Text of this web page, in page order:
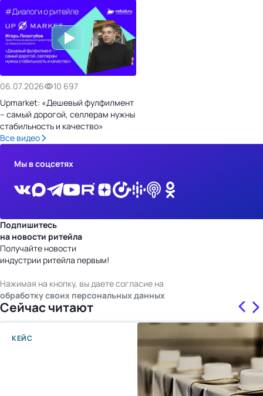
06.07.2026
10 697
Upmarket: «Дешевый фулфилмент
– самый дорогой, селлерам нужны
стабильность и качество»
Все видео
Мы в соцсетях
Подпишитесь
на новости ритейла
Получайте новости
индустрии ритейла первым!
Нажимая на кнопку, вы даете согласие на
обработку своих персональных данных
Сейчас читают
КЕЙС